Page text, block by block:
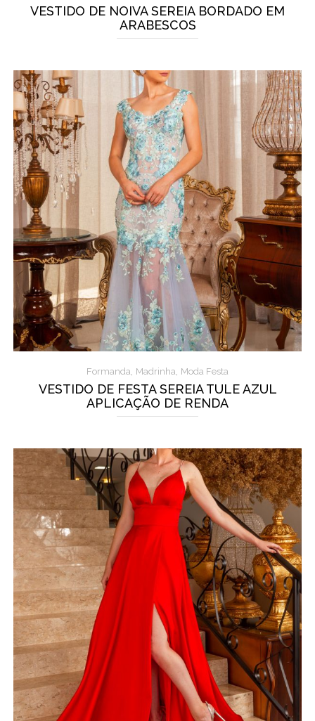
VESTIDO DE NOIVA SEREIA BORDADO EM
ARABESCOS
Formanda, Madrinha, Moda Festa
VESTIDO DE FESTA SEREIA TULE AZUL
APLICAÇÃO DE RENDA